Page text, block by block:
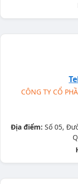
CÔNG TY CỔ
Địa điểm: Số 05,